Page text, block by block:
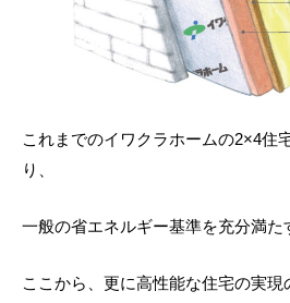
これまでのイワクラホームの2×4住
り、
一般の省エネルギー基準を充分満た
ここから、更に高性能な住宅の実